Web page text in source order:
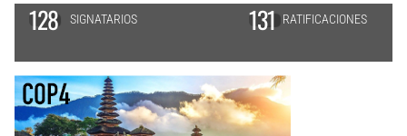
128 SIGNATARIOS 131RATIFICACIONES